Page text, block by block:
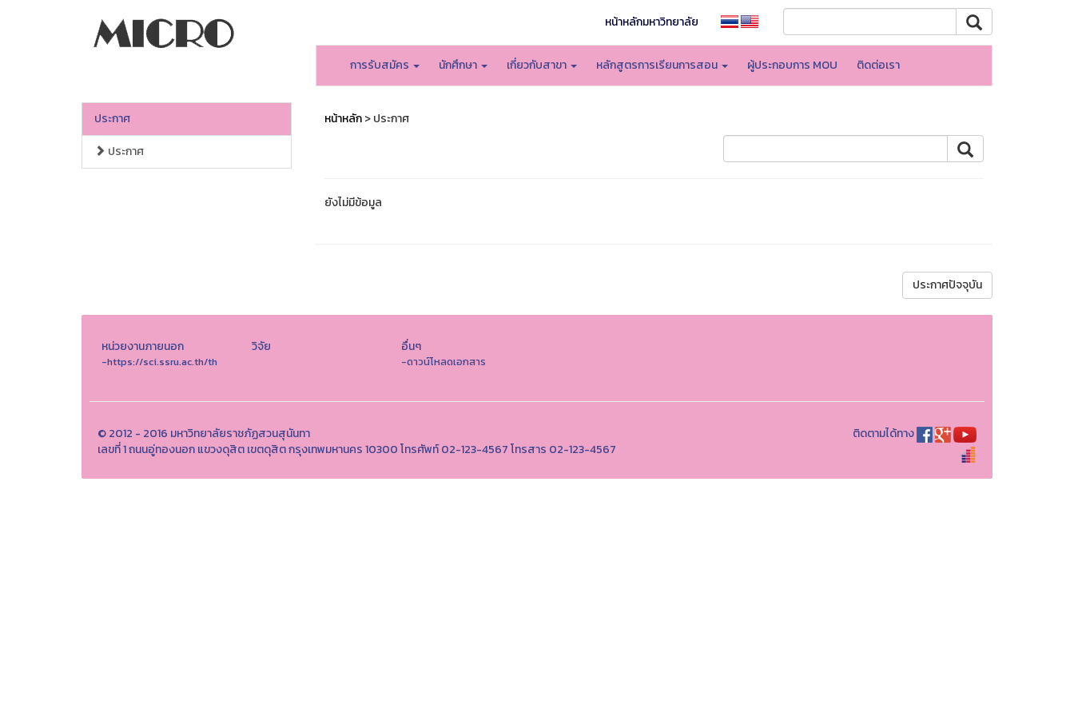
หน้าหลักมหาวิทยาลัย
การรับสมัคร นักศึกษา เกี่ยวกับสาขา หลักสูตรการเรียนการสอน ผู้ประกอบการ MOU ติดต่อเรา
ประกาศ
ประกาศ
หน้าหลัก> ประกาศ
ยังไม่มีข้อมูล
ประกาศปัจจุบัน
หน่วยงานภายนอก
-https://sci.ssru.ac.th/th
วิจัย อื่นๆ
-ดาวน์โหลดเอกสาร
© 2012 - 2016 มหาวิทยาลัยราชภัฏสวนสุนันทา
เลขที่ 1 ถนนอู่ทองนอก แขวงดุสิต เขตดุสิต กรุงเทพมหานคร 10300 โทรศัพท์ 02-123-4567 โทรสาร 02-123-4567
ติดตามได้ทาง